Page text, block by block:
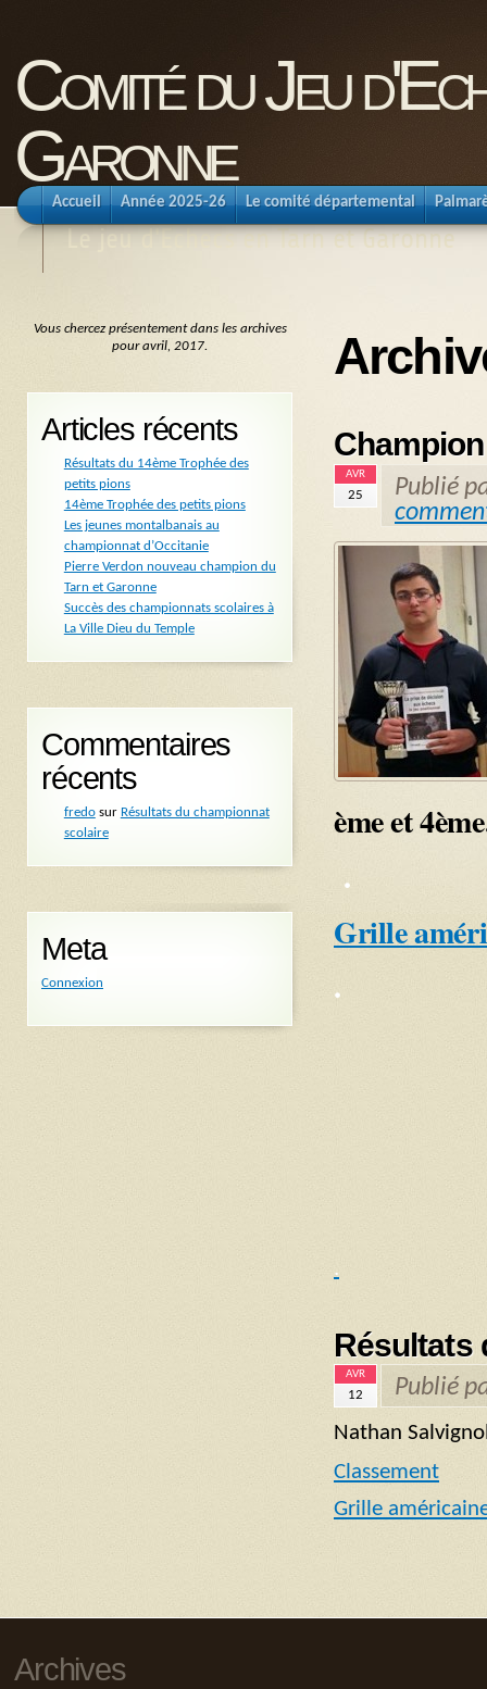
Comité du Jeu
Garonne
Le jeu d'Echecs en Tarn et Garonne
Accueil Année 2025-26 Le comité départemental
AVR
25
Publié
ème et
.
Grille
.
.
Résultats
AVR
12 Publié
Nathan
Classement
Grille
Vous chercez présentement dans les archives
pour avril, 2017.
Articles récents
Résultats du 14ème Trophée des
petits pions
14ème Trophée des petits pions
Les jeunes montalbanais au
championnat d’Occitanie
Pierre Verdon nouveau champion du
Tarn et Garonne
Succès des championnats scolaires à
La Ville Dieu du Temple
Commentaires
récents
fredosur Résultats du championnat
scolaire
Meta
Connexion
Archives